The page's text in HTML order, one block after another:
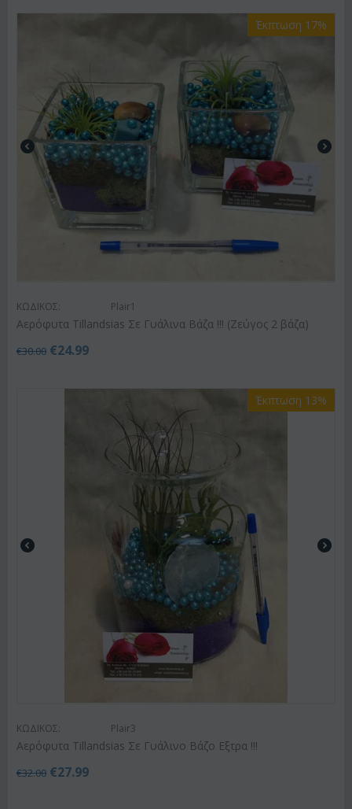
Έκπτωση 17%
ΚΩΔΙΚΟΣ: Plair1
Αερόφυτα Tillandsias Σε Γυάλινα Βάζα !!! (Ζεύγος 2 βάζα)
€30.00 €24.99
Έκπτωση 13%
ΚΩΔΙΚΟΣ: Plair3
Αερόφυτα Tillandsias Σε Γυάλινο Βάζο Εξτρα !!!
€32.00 €27.99